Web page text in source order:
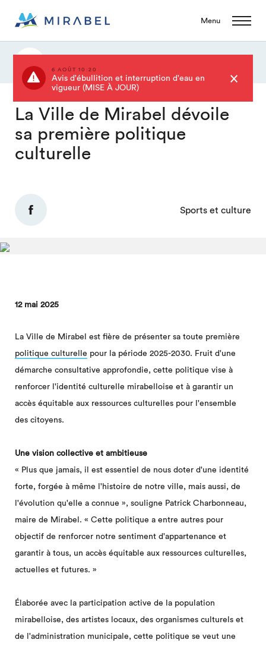
Menu
6 AOÛT 10:20
Avis d'ébullition et interruption d'eau en
vigueur (MISE À JOUR)
La Ville de Mirabel dévoile
sa première politique
culturelle
Sports et culture
12 mai 2025
La Ville de Mirabel est fière de présenter sa toute première
politique culturelle pour la période 2025-2030. Fruit d'une
démarche consultative approfondie, cette politique vise à
renforcer l'identité culturelle mirabelloise et à garantir un
accès équitable aux ressources culturelles pour l'ensemble
des citoyens.
Une vision collective et ambitieuse
« Plus que jamais, il est essentiel de nous doter d'une identité
forte, forgée à même l'histoire de notre ville, mais aussi, de
l'évolution qu'elle a connue », souligne Patrick Charbonneau,
maire de Mirabel. « Cette politique a entre autres pour
objectif de renforcer notre sentiment d'appartenance et
garantir à tous, un accès équitable aux ressources culturelles,
actuelles et futures. »
Élaborée avec la participation active de la population
mirabelloise, des artistes locaux, des organismes culturels et
de l'administration municipale, cette politique se veut une